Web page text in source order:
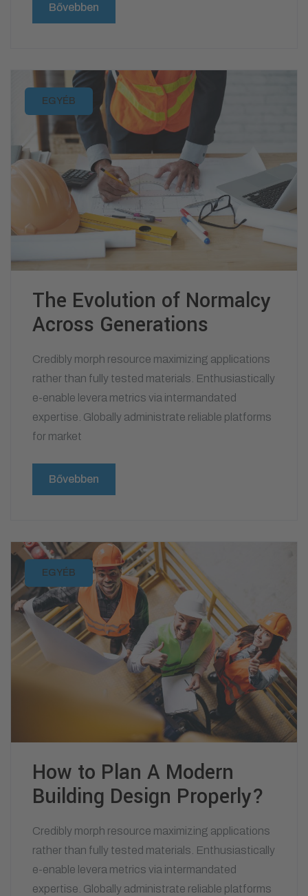
Bővebben
EGYÉB
The Evolution of Normalcy
Across Generations
Credibly morph resource maximizing applications
rather than fully tested materials. Enthusiastically
e-enable levera metrics via intermandated
expertise. Globally administrate reliable platforms
for market
Bővebben
EGYÉB
How to Plan A Modern
Building Design Properly?
Credibly morph resource maximizing applications
rather than fully tested materials. Enthusiastically
e-enable levera metrics via intermandated
expertise. Globally administrate reliable platforms